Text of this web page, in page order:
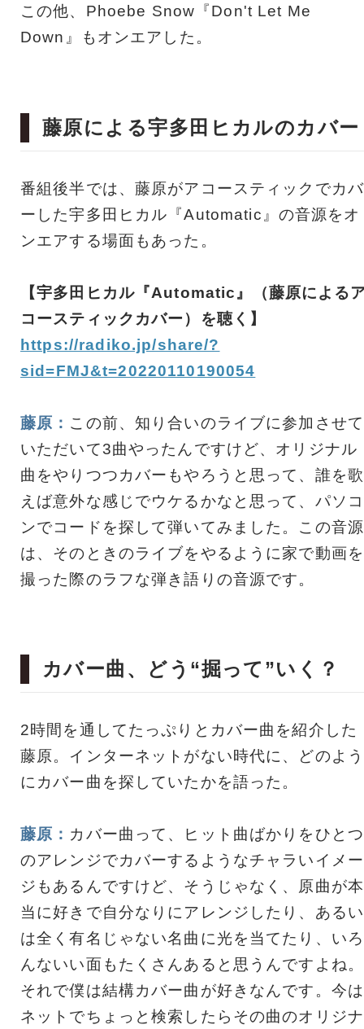
この他、Phoebe Snow『Don't Let Me
Down』もオンエアした。
藤原による宇多田ヒカルのカバー
番組後半では、藤原がアコースティックでカバ
ーした宇多田ヒカル『Automatic』の音源をオ
ンエアする場面もあった。
【宇多田ヒカル『Automatic』（藤原による
コースティックカバー）を聴く】
https://radiko.jp/share/?
sid=FMJ&t=20220110190054
藤原： この前、知り合いのライブに参加させて
いただいて3曲やったんですけど、オリジナル
曲をやりつつカバーもやろうと思って、誰を歌
えば意外な感じでウケるかなと思って、パソコ
ンでコードを探して弾いてみました。この音源
は、そのときのライブをやるように家で動画を
撮った際のラフな弾き語りの音源です。
カバー曲、どう“掘って”いく？
2時間を通してたっぷりとカバー曲を紹介した
藤原。インターネットがない時代に、どのよう
にカバー曲を探していたかを語った。
藤原： カバー曲って、ヒット曲ばかりをひとつ
のアレンジでカバーするようなチャラいイメー
ジもあるんですけど、そうじゃなく、原曲が本
当に好きで自分なりにアレンジしたり、あるい
は全く有名じゃない名曲に光を当てたり、いろ
んないい面もたくさんあると思うんですよね。
それで僕は結構カバー曲が好きなんです。今は
ネットでちょっと検索したらその曲のオリジナ